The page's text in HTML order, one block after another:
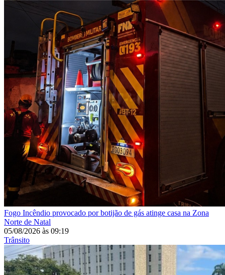
Fogo Incêndio provocado por botijão de gás atinge casa na Zona
Norte de Natal
05/08/2026 às 09:19
Trânsito